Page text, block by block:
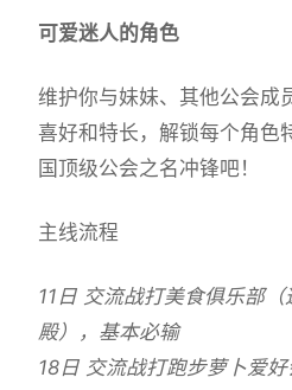
可爱迷人的角色
维护你与妹妹、其他公会成
喜好和特长，解锁每个角色
国顶级公会之名冲锋吧！
主线流程
11日 交流战打美食俱乐部
殿），基本必输
18日 交流战打跑步萝卜爱好